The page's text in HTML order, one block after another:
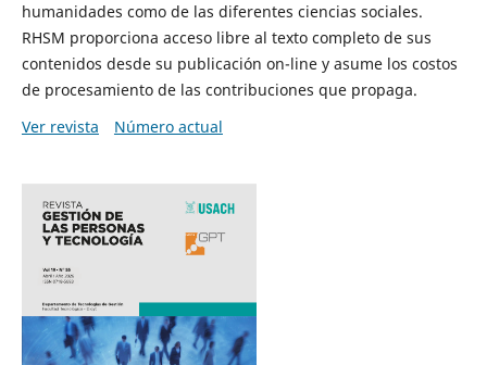
humanidades como de las diferentes ciencias sociales.
RHSM proporciona acceso libre al texto completo de sus
contenidos desde su publicación on-line y asume los costos
de procesamiento de las contribuciones que propaga.
Ver revista
Número actual